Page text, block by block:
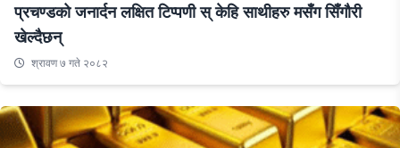
प्रचण्डको जनार्दन लक्षित टिप्पणी स् केहि साथीहरु मसँग सिँगौरी
खेल्दैछन्
श्रावण ७ गते २०८२